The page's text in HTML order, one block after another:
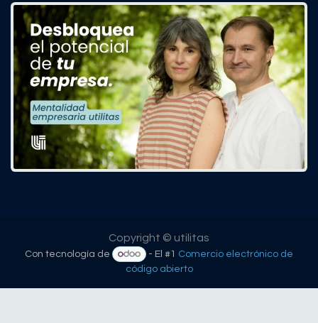
Copyright © utilitas
Con tecnología de - El #1 Comercio electrónico de
código abierto